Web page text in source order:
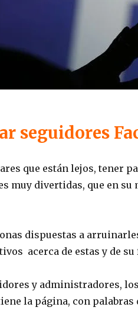
seguidores
que están lejos, tener
muy divertidas, que en su
dispuestas a
acerca de estas y de
y administradores,
la página, con palabras